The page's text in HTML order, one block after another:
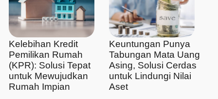
Kelebihan Kredit
Pemilikan Rumah
(KPR): Solusi Tepat
untuk Mewujudkan
Rumah Impian
Keuntungan Punya
Tabungan Mata Uang
Asing, Solusi Cerdas
untuk Lindungi Nilai
Aset